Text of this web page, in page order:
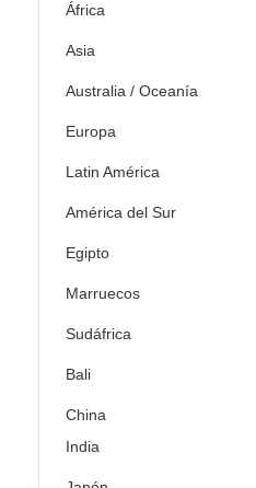
África
Asia
Australia / Oceanía
Europa
Latin América
América del Sur
Egipto
Marruecos
Sudáfrica
Bali
China
India